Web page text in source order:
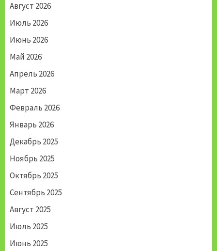
Август 2026
Июль 2026
Июнь 2026
Май 2026
Апрель 2026
Март 2026
Февраль 2026
Январь 2026
Декабрь 2025
Ноябрь 2025
Октябрь 2025
Сентябрь 2025
Август 2025
Июль 2025
Июнь 2025